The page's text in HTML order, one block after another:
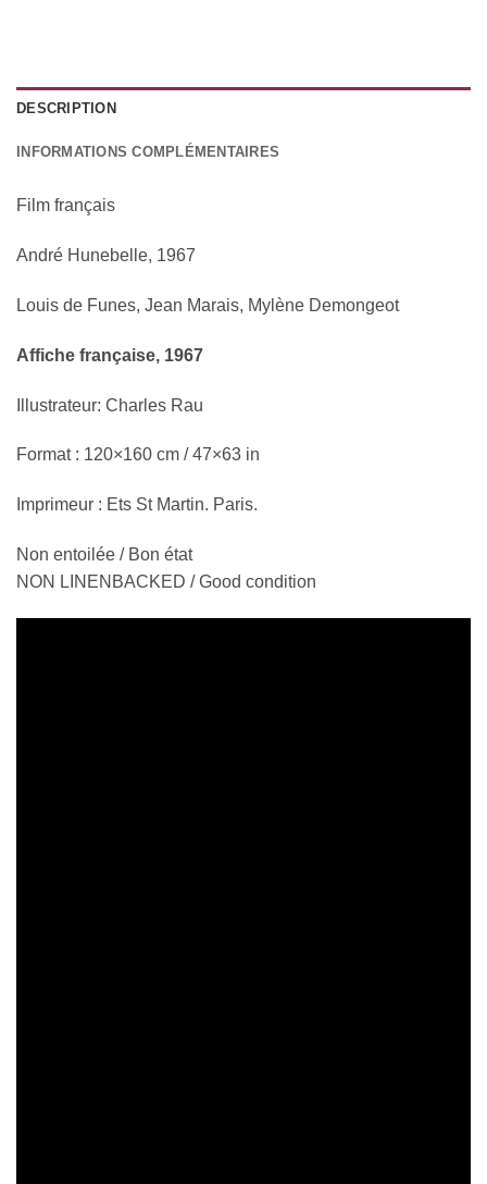
DESCRIPTION
INFORMATIONS COMPLÉMENTAIRES
Film français
André Hunebelle, 1967
Louis de Funes, Jean Marais, Mylène Demongeot
Affiche française, 1967
Illustrateur: Charles Rau
Format : 120×160 cm / 47×63 in
Imprimeur : Ets St Martin. Paris.
Non entoilée / Bon état
NON LINENBACKED / Good condition